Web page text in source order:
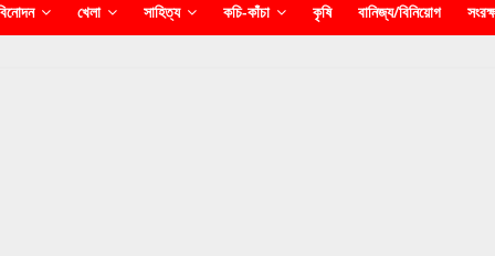
খেলা সাহিত্য কচি-কাঁচা কৃষি বানিজ্য/বিনিয়োগ